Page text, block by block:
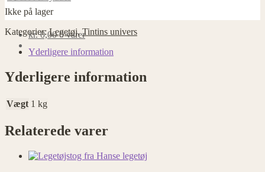
kr.0,00 0 varer
Ikke på lager
Kategorier:Legetøj,Tintins univers
Yderligere information
Yderligere information
Vægt 1 kg
Relaterede varer